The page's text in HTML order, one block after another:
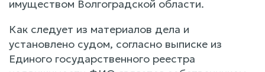
имуществом Волгоградской области.
Как следует из материалов дела и
установлено судом, согласно выписке из
Единого государственного реестра